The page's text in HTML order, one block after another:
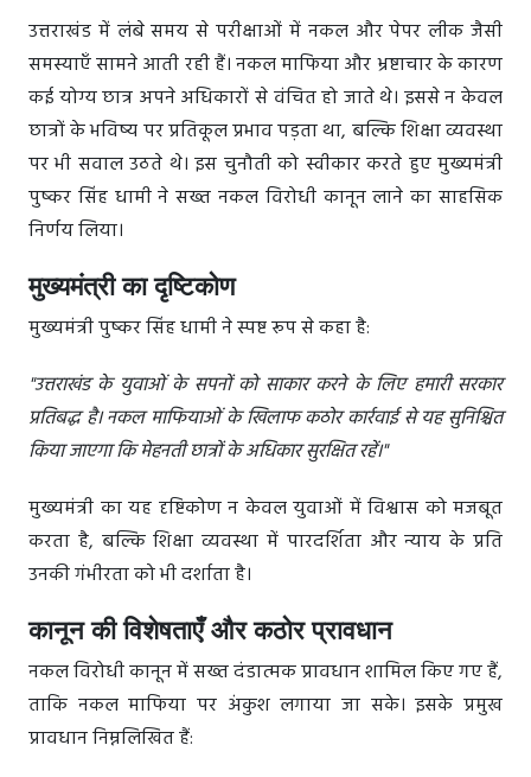
उत्तराखंड में लंबे समय से परीक्षाओं में नकल और पेपर लीक जैसी
समस्याएँ सामने आती रही हैं। नकल माफिया और भ्रष्टाचार के कारण
कई योग्य छात्र अपने अधिकारों से वंचित हो जाते थे। इससे न केवल
छात्रों के भविष्य पर प्रतिकूल प्रभाव पड़ता था, बल्कि शिक्षा व्यवस्था
पर भी सवाल उठते थे। इस चुनौती को स्वीकार करते हुए मुख्यमंत्री
पुष्कर सिंह धामी ने सख्त नकल विरोधी कानून लाने का साहसिक
निर्णय लिया।
मुख्यमंत्री का दृष्टिकोण
मुख्यमंत्री पुष्कर सिंह धामी ने स्पष्ट रूप से कहा है:
"उत्तराखंड के युवाओं के सपनों को साकार करने के लिए हमारी सरकार
प्रतिबद्ध है। नकल माफियाओं के खिलाफ कठोर कार्रवाई से यह सुनिश्चित
किया जाएगा कि मेहनती छात्रों के अधिकार सुरक्षित रहें।"
मुख्यमंत्री का यह दृष्टिकोण न केवल युवाओं में विश्वास को मजबूत
करता है, बल्कि शिक्षा व्यवस्था में पारदर्शिता और न्याय के प्रति
उनकी गंभीरता को भी दर्शाता है।
कानून की विशेषताएँ और कठोर प्रावधान
नकल विरोधी कानून में सख्त दंडात्मक प्रावधान शामिल किए गए हैं,
ताकि नकल माफिया पर अंकुश लगाया जा सके। इसके प्रमुख
प्रावधान निम्नलिखित हैं: